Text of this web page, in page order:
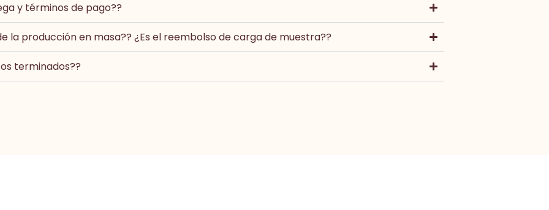
y términos de pago??
la producción en masa?? ¿Es el reembolso de carga de muestra??
terminados??